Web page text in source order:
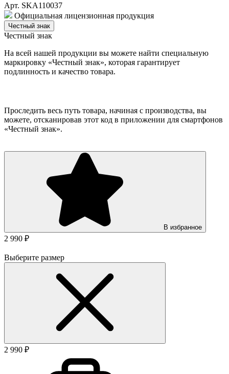
Арт. SKA110037
Официальная лицензионная продукция
Честный знак
Честный знак
На всей нашей продукции вы можете найти специальную
маркировку «Честный знак», которая гарантирует
подлинность и качество товара.
Проследить весь путь товара, начиная с производства, вы
можете, отсканировав этот код в приложении для смартфонов
«Честный знак».
В избранное
2 990 ₽
Выберите размер
2 990 ₽